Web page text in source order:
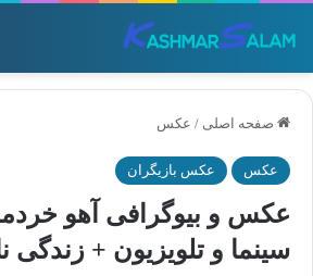
صفحه اصلی / عکس
عکس عکس بازیگران
عکس و بیوگرافی آهو
سینما و تلویزیون + زندگی